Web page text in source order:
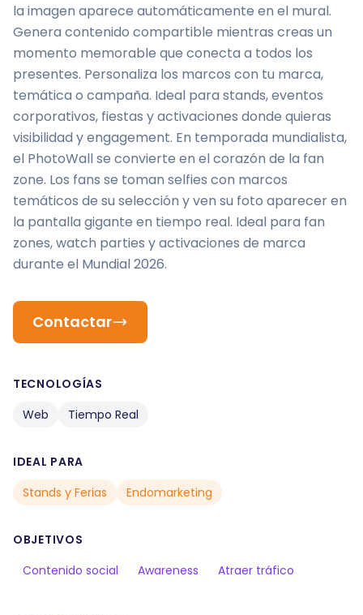
la imagen aparece automáticamente en el mural.
Genera contenido compartible mientras creas un
momento memorable que conecta a todos los
presentes. Personaliza los marcos con tu marca,
temática o campaña. Ideal para stands, eventos
corporativos, fiestas y activaciones donde quieras
visibilidad y engagement. En temporada mundialista,
el PhotoWall se convierte en el corazón de la fan
zone. Los fans se toman selfies con marcos
temáticos de su selección y ven su foto aparecer en
la pantalla gigante en tiempo real. Ideal para fan
zones, watch parties y activaciones de marca
durante el Mundial 2026.
Contactar
TECNOLOGÍAS
Web
Tiempo Real
IDEAL PARA
Stands y Ferias
Endomarketing
OBJETIVOS
Contenido social
Awareness Atraer tráfico